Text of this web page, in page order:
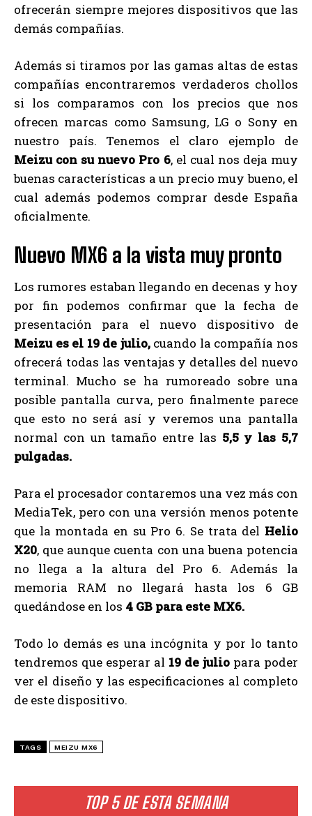
TOP 5 DE ESTA SEMANA
ofrecerán siempre mejores dispositivos que las
demás compañías.
Además si tiramos por las gamas altas de estas
compañías encontraremos verdaderos chollos
si los comparamos con los precios que nos
ofrecen marcas como Samsung, LG o Sony en
nuestro país. Tenemos el claro ejemplo de
Meizu con su nuevo Pro 6, el cual nos deja muy
buenas características a un precio muy bueno, el
cual además podemos comprar desde España
oficialmente.
Nuevo MX6 a la vista muy pronto
Los rumores estaban llegando en decenas y hoy
por fin podemos confirmar que la fecha de
presentación para el nuevo dispositivo de
Meizu es el 19 de julio,cuando la compañía nos
ofrecerá todas las ventajas y detalles del nuevo
terminal. Mucho se ha rumoreado sobre una
posible pantalla curva, pero finalmente parece
que esto no será así y veremos una pantalla
normal con un tamaño entre las 5,5 y las 5,7
pulgadas.
Para el procesador contaremos una vez más con
MediaTek, pero con una versión menos potente
que la montada en su Pro 6. Se trata del Helio
X20, que aunque cuenta con una buena potencia
no llega a la altura del Pro 6. Además la
memoria RAM no llegará hasta los 6 GB
quedándose en los 4 GB para este MX6.
Todo lo demás es una incógnita y por lo tanto
tendremos que esperar al 19 de julio para poder
ver el diseño y las especificaciones al completo
de este dispositivo.
TAGS MEIZU MX6